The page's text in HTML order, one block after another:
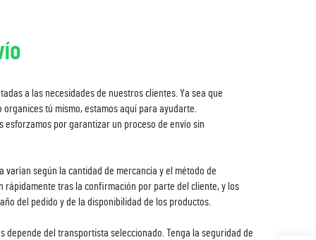
a las necesidades de nuestros clientes. Ya sea que
tú mismo, estamos aquí para ayudarte.
esforzamos por garantizar un proceso de envío sin
varían según la cantidad de mercancía y el método de
rápidamente tras la confirmación por parte del cliente, y los
del pedido y de la disponibilidad de los productos.
depende del transportista seleccionado. Tenga la seguridad de